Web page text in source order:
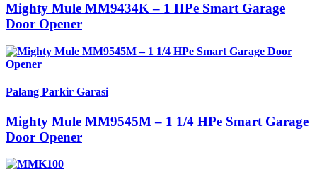
Mighty Mule MM9434K – 1 HPe Smart Garage
Door Opener
Palang Parkir Garasi
Mighty Mule MM9545M – 1 1/4 HPe Smart Garage
Door Opener